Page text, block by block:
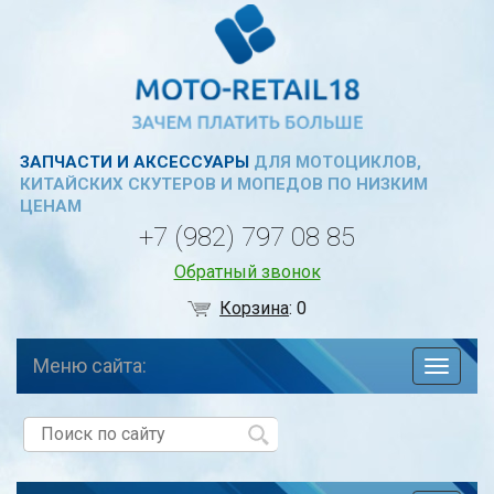
ЗАПЧАСТИ И АКСЕССУАРЫДЛЯ МОТОЦИКЛОВ,
КИТАЙСКИХ СКУТЕРОВ И МОПЕДОВ ПО НИЗКИМ
ЦЕНАМ
+7 (982) 797 08 85
Обратный звонок
Корзина:0
по
Меню сайта: